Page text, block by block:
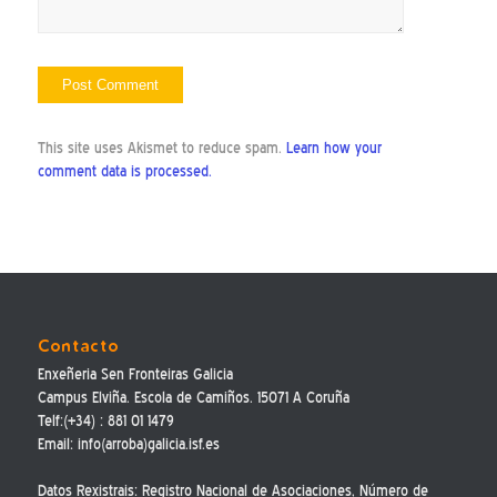
This site uses Akismet to reduce spam. Learn how your
comment data is processed.
Contacto
Enxeñeria Sen Fronteiras Galicia
Campus Elviña. Escola de Camiños. 15071 A Coruña
Telf:(+34) : 881 01 1479
Email: info(arroba)galicia.isf.es
Datos Rexistrais: Registro Nacional de Asociaciones, Número de